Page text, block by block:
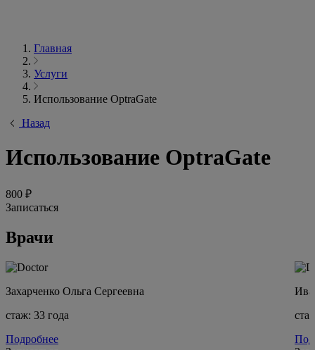
Главная
Услуги
Использование OptraGate
Назад
Использование OptraGate
800 ₽
Записаться
Врачи
Захарченко Ольга Сергеевна
стаж: 33 года
Подробнее